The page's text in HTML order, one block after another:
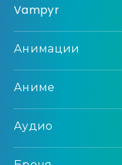
Vampyr
Анимации
Аниме
Аудио